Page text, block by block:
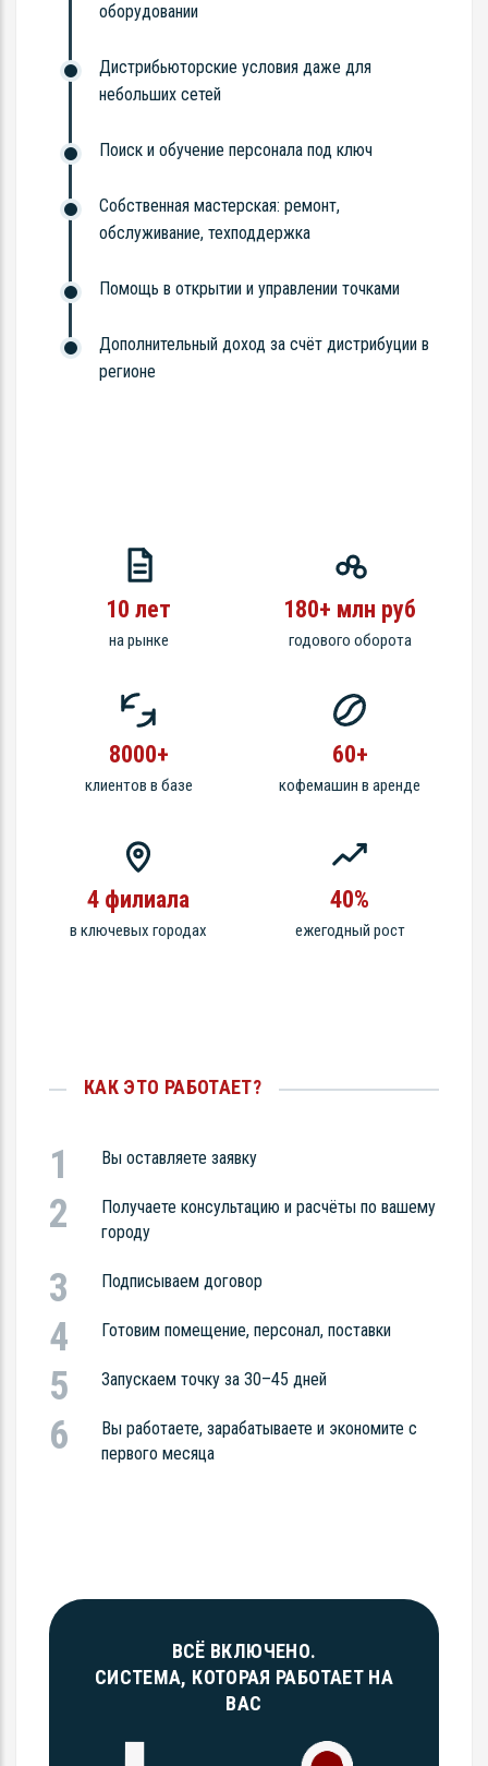
оборудовании
Дистрибьюторские условия даже для
небольших сетей
Поиск и обучение персонала под ключ
Собственная мастерская: ремонт,
обслуживание, техподдержка
Помощь в открытии и управлении точками
Дополнительный доход за счёт дистрибуции в
регионе
10 лет
на рынке
180+ млн руб
годового оборота
8000+
клиентов в базе
60+
кофемашин в аренде
4 филиала
в ключевых городах
40%
ежегодный рост
КАК ЭТО РАБОТАЕТ?
Вы оставляете заявку
Получаете консультацию и расчёты по вашему
городу
Подписываем договор
Готовим помещение, персонал, поставки
Запускаем точку за 30–45 дней
Вы работаете, зарабатываете и экономите с
первого месяца
ВСЁ ВКЛЮЧЕНО.
СИСТЕМА, КОТОРАЯ РАБОТАЕТ НА
ВАС